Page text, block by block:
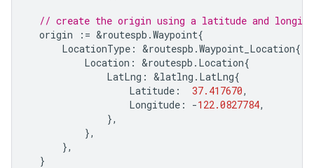
// create the origin using a latitude and
origin
:= &routespb .Waypoint{
LocationType : &routespb .Waypoint_Location{
Location : &routespb . Location{
LatLng : &latlng . LatLng{
Latitude : 37.417670,
Longitude : -122.0827784,
},
},
},
}